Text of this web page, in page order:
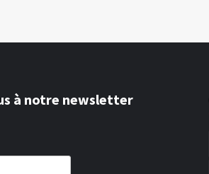
à notre newsletter